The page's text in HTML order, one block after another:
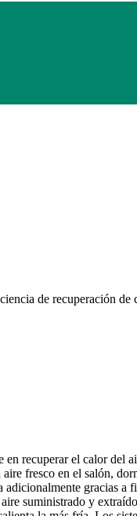
de recuperación
recuperar el calor
fresco en el salón,
gracias
suministrado y